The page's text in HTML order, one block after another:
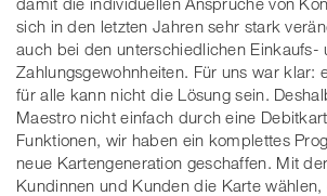
sich in den letzten Jahren sehr stark
auch bei den unterschiedlichen Einkaufs-
Zahlungsgewohnheiten. Für uns war klar:
für alle kann nicht die Lösung sein.
Maestro nicht einfach durch eine
Funktionen, wir haben ein komplettes
neue Kartengeneration geschaffen. Mit
Kundinnen und Kunden die Karte